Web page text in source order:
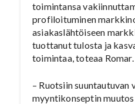
toimintansa
profiloituminen
asiakaslähtöiseen
tuottanut tulosta ja
toimintaa, toteaa Romar.
– Ruotsiin suuntautuvan
myyntikonseptin